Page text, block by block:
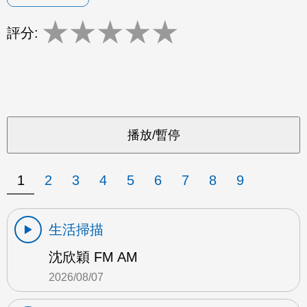
評分: ★★★★★
1 2 3 4 5 6 7 8 9
生活掃描
沈欣穎 FM AM
2026/08/07